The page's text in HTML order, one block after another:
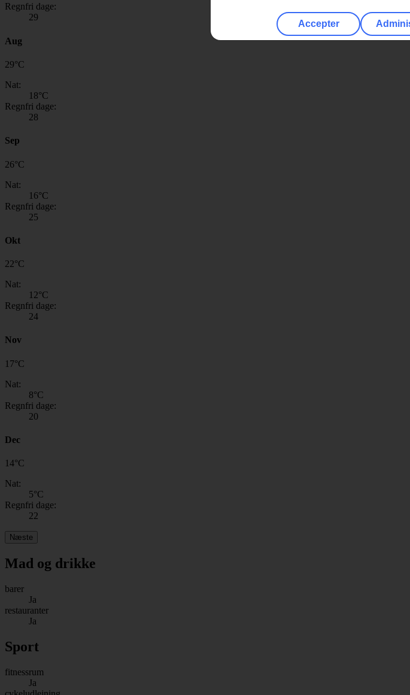
Regnfri dage:
29
Aug
29°C
Nat:
18°C
Regnfri dage:
28
Sep
26°C
Nat:
16°C
Regnfri dage:
25
Okt
22°C
Nat:
12°C
Regnfri dage:
24
Nov
17°C
Nat:
8°C
Regnfri dage:
20
Dec
14°C
Nat:
5°C
Regnfri dage:
22
Næste
Mad og drikke
barer
Ja
restauranter
Ja
Sport
fitnessrum
Ja
Accepter